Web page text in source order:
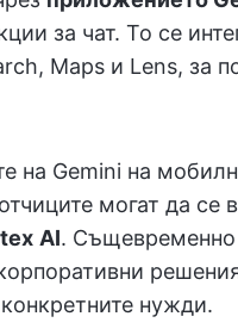
за чат. То се
Maps и Lens, за
на Gemini на
могат да се
AI. Същевременно
нужди.